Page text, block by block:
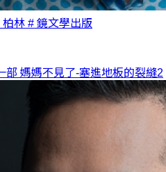
柏林 # 鏡文學出版
部 媽媽不見了-塞進地板的裂縫2